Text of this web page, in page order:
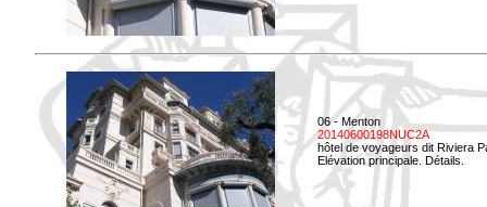
06 - Menton
20140600198NUC2A
hôtel de voyageurs dit Riviera
Elévation principale. Détails.